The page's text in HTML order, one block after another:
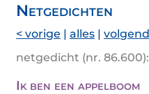
Netgedichten
< vorige | alles |
netgedicht (nr. 86.600):
Ik ben een appelboom